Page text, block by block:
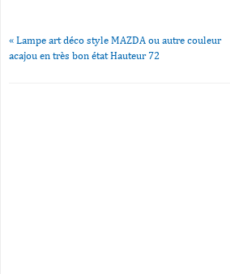
« Lampe art déco style MAZDA ou autre couleur
acajou en très bon état Hauteur 72